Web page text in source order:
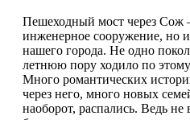
Пешеходный мост через Сож
инженерное сооружение, но
нашего города. Не одно
летнюю пору ходило по
Много романтических
через него, много новых
наоборот, распались. Ведь не